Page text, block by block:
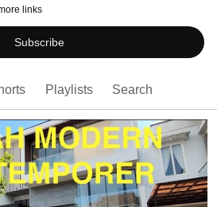
links
Subscribe
Playlists Search